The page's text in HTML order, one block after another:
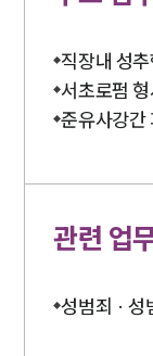
직장내 성
서초로펌
준유사강간
관련 업
성범죄 · 성